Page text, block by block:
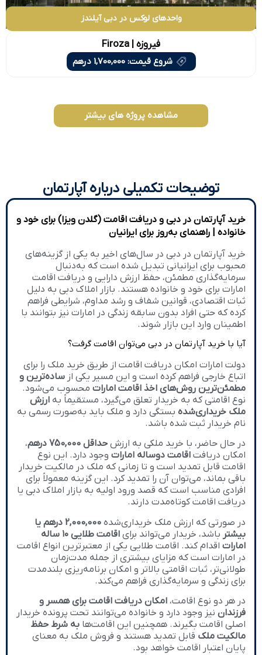
واحدهای لوکس در دبی آیلندز
فیروزه | Firoza
شروع قیمت: 1,700,000 درهم
مشاهده پروژه های بیشتر
توضیحات تکمیلی درباره آپارتمان
خرید آپارتمان در دبی و دریافت اقامت (گلدن ویزا) برای خود و
خانواده | راهنمای به‌روز برای ایرانیان
خرید آپارتمان در دبی در سال‌های اخیر به یکی از گزینه‌های
محبوب برای ایرانیانی تبدیل شده است که به‌دنبال
سرمایه‌گذاری مطمئن، حفظ ارزش دارایی و دریافت اقامت
امارات برای خود و خانواده هستند. بازار املاک دبی به دلیل
ثبات اقتصادی، قوانین شفاف و رشد مداوم، شرایطی فراهم
کرده که حتی افراد بدون سابقه زندگی در امارات نیز بتوانند با
اطمینان وارد این بازار شوند.
آیا با خرید آپارتمان در دبی می‌توان اقامت گرفت؟
دولت امارات امکان دریافت اقامت از طریق خرید ملک را برای
اتباع خارجی فراهم کرده است و این مسیر یکی از ساده‌ترین و
مطمئن‌ترین روش‌های اخذ اقامت امارات محسوب می‌شود.
نوع اقامتی که به خریدار تعلق می‌گیرد، مستقیماً به ارزش
ملک خریداری‌شده بستگی دارد و ملک باید به‌صورت رسمی به
نام خریدار ثبت شده باشد.
در حال حاضر، با خرید ملکی به ارزش حداقل 750,000 درهم
،
امکان دریافت اقامت دو‌ساله امارات وجود دارد. این نوع
اقامت قابل تمدید است و تا زمانی که ملک در مالکیت خریدار
باقی بماند، می‌توان آن را تمدید کرد. این گزینه معمولاً برای
افرادی مناسب است که قصد ورود اولیه به بازار املاک دبی یا
دریافت اقامت کوتاه‌مدت دارند.
در صورتی که ارزش ملک خریداری‌شده
2,000,000 درهم یا
بیشتر باشد، خریدار می‌تواند برای
اقامت طلایی ۱۰ ساله
امارات اقدام کند. اقامت طلایی یکی از معتبرترین انواع اقامت
در امارات است که مزایای بیشتری از جمله مدت‌زمان
طولانی‌تر، ثبات اقامتی بالاتر و امکان برنامه‌ریزی بلندمدت
برای زندگی و سرمایه‌گذاری فراهم می‌کند.
در هر دو نوع اقامت، امکان دریافت اقامت برای همسر و
فرزندان نیز وجود دارد و خانواده می‌توانند تحت پرونده خریدار
اصلی اقامت بگیرند. همچنین این اقامت‌ها به شرط حفظ
مالکیت ملک قابل تمدید هستند و فروش ملک به معنای
پایان اعتبار اقامت خواهد بود.